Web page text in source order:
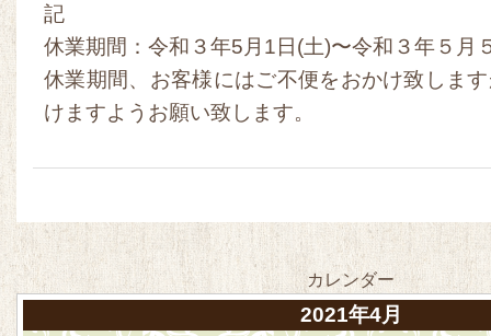
記
休業期間：令和３年5月1日(土)〜令和３年５月
休業期間、お客様にはご不便をおかけ致しま
けますようお願い致します。
カレンダー
2021年4月